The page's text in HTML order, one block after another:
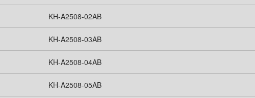
KH-A2508-02AB
KH-A2508-03AB
KH-A2508-04AB
KH-A2508-05AB